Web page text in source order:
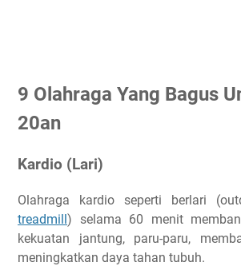
9 Olahraga Yang Bagus
20an
Kardio (Lari)
Olahraga kardio seperti berlari
treadmill) selama 60 menit
kekuatan jantung, paru-paru,
meningkatkan daya tahan tubuh.